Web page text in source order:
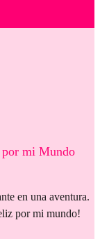
mi Mundo
en una aventura.
por mi mundo!